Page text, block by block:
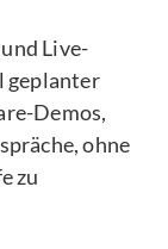
Live-
geplanter
Demos,
ohne
zu